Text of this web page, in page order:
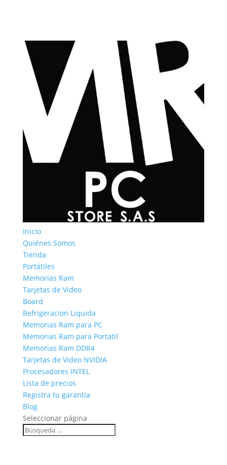
Inicio
Quiénes Somos
Tienda
Portátiles
Memorias Ram
Tarjetas de Video
Board
Refrigeracion Liquida
Memorias Ram para PC
Memorias Ram para Portatil
Memorias Ram DDR4
Tarjetas de Video NVIDIA
Procesadores INTEL
Lista de precios
Registra tu garantia
Blog
Seleccionar página